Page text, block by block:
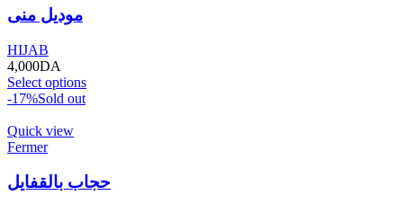
موديل منى
HIJAB
4,000DA
Select options
-17%Sold out
Quick view
Fermer
حجاب بالقفايل